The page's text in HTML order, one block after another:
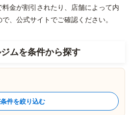
金が割引されたり、店舗によって内
、公式サイトでご確認ください。
ムを条件から探す
条件を絞り込む